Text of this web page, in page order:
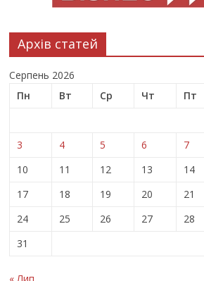
Архів статей
Серпень 2026
Пн
Вт Ср Чт Пт
3
4 5 6 7
10
11 12 13 14
17
18 19 20 21
24
25 26 27 28
31